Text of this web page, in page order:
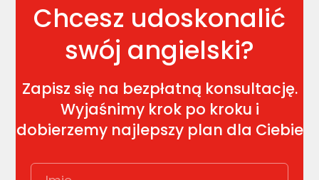
Chcesz udoskonalić
swój angielski?
Zapisz się na bezpłatną konsultację.
Wyjaśnimy krok po kroku i
dobierzemy najlepszy plan dla Ciebie